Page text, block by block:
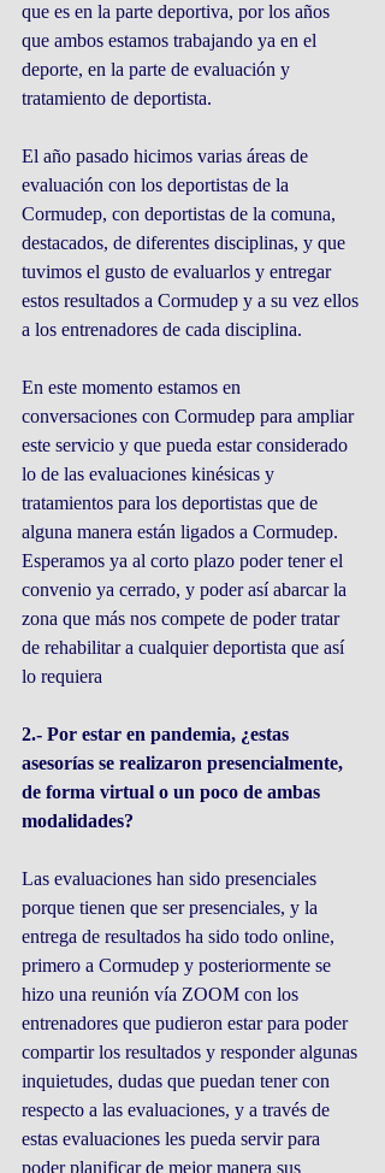
que es en la parte deportiva, por los años
que ambos estamos trabajando ya en el
deporte, en la parte de evaluación y
tratamiento de deportista.
El año pasado hicimos varias áreas de
evaluación con los deportistas de la
Cormudep, con deportistas de la comuna,
destacados, de diferentes disciplinas, y que
tuvimos el gusto de evaluarlos y entregar
estos resultados a Cormudep y a su vez ellos
a los entrenadores de cada disciplina.
En este momento estamos en
conversaciones con Cormudep para ampliar
este servicio y que pueda estar considerado
lo de las evaluaciones kinésicas y
tratamientos para los deportistas que de
alguna manera están ligados a Cormudep.
Esperamos ya al corto plazo poder tener el
convenio ya cerrado, y poder así abarcar la
zona que más nos compete de poder tratar
de rehabilitar a cualquier deportista que así
lo requiera
2.- Por estar en pandemia, ¿estas
asesorías se realizaron presencialmente,
de forma virtual o un poco de ambas
modalidades?
Las evaluaciones han sido presenciales
porque tienen que ser presenciales, y la
entrega de resultados ha sido todo online,
primero a Cormudep y posteriormente se
hizo una reunión vía ZOOM con los
entrenadores que pudieron estar para poder
compartir los resultados y responder algunas
inquietudes, dudas que puedan tener con
respecto a las evaluaciones, y a través de
estas evaluaciones les pueda servir para
poder planificar de mejor manera sus